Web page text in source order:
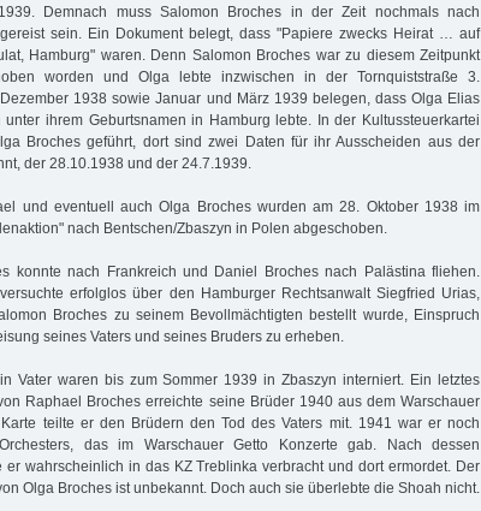
Demnach muss Salomon Broches in der Zeit nochmals nach
sein. Ein Dokument belegt, dass "Papiere zwecks Heirat … auf
Hamburg" waren. Denn Salomon Broches war zu diesem Zeitpunkt
worden und Olga lebte inzwischen in der Tornquiststraße 3.
1938 sowie Januar und März 1939 belegen, dass Olga Elias
ihrem Geburtsnamen in Hamburg lebte. In der Kultussteuerkartei
Broches geführt, dort sind zwei Daten für ihr Ausscheiden aus der
der 28.10.1938 und der 24.7.1939.
und eventuell auch Olga Broches wurden am 28. Oktober 1938 im
nach Bentschen/Zbaszyn in Polen abgeschoben.
konnte nach Frankreich und Daniel Broches nach Palästina fliehen.
erfolglos über den Hamburger Rechtsanwalt Siegfried Urias,
Broches zu seinem Bevollmächtigten bestellt wurde, Einspruch
seines Vaters und seines Bruders zu erheben.
Vater waren bis zum Sommer 1939 in Zbaszyn interniert. Ein letztes
Raphael Broches erreichte seine Brüder 1940 aus dem Warschauer
teilte er den Brüdern den Tod des Vaters mit. 1941 war er noch
das im Warschauer Getto Konzerte gab. Nach dessen
er wahrscheinlich in das KZ Treblinka verbracht und dort ermordet. Der
Olga Broches ist unbekannt. Doch auch sie überlebte die Shoah nicht.